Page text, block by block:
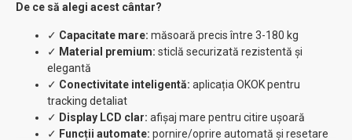
De ce să alegi acest cântar?
✓ Capacitate mare: măsoară precis între 3-180 kg
✓ Material premium: sticlă securizată rezistentă și
elegantă
✓ Conectivitate inteligentă: aplicația OKOK pentru
tracking detaliat
✓ Display LCD clar: afișaj mare pentru citire ușoară
✓ Funcții automate: pornire/oprire automată și resetare